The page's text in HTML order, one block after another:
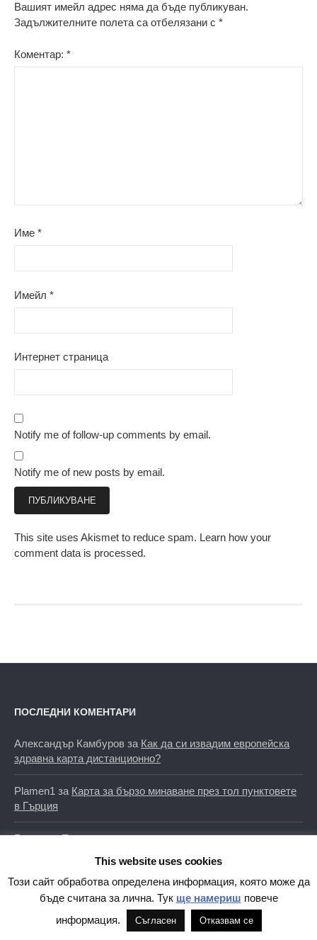
Вашият имейл адрес няма да бъде публикуван.
Задължителните полета са отбелязани с *
Коментар: *
Име *
Имейл *
Интернет страница
Notify me of follow-up comments by email.
Notify me of new posts by email.
This site uses Akismet to reduce spam. Learn how your
comment data is processed.
ПОСЛЕДНИ КОМЕНТАРИ
Александър Камбуров за Как да си извадим европейска
здравна карта дистанционно?
Plamen1 за Карта за бързо минаване през тол пунктовете
в Гърция
ГеоргизаПромяна при транспондерите за тол таксите в
ВелиславазаКак да си извадим европейска здравна
карта дистанционно?
Служебното паркиране в София
This website uses cookies
Този сайт обработва определена информация, която може да
бъде считана за лична. Тук ще намериш повече
информация.
Съгласен Отказвам се